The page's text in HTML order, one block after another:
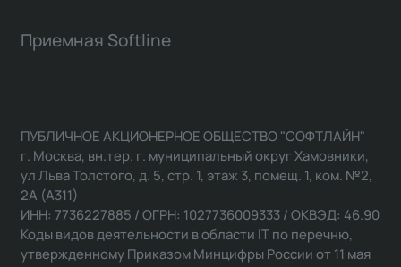
Приемная Softline
ПУБЛИЧНОЕ АКЦИОНЕРНОЕ ОБЩЕСТВО "СОФТЛАЙН"
г. Москва, вн.тер. г. муниципальный округ Хамовники,
ул Льва Толстого, д. 5, стр. 1, этаж 3, помещ. 1, ком. №2,
2А (А311)
ИНН: 7736227885 / ОГРН: 1027736009333 / ОКВЭД: 46.90
Коды видов деятельности в области IT по перечню,
утвержденному Приказом Минцифры России от 11 мая